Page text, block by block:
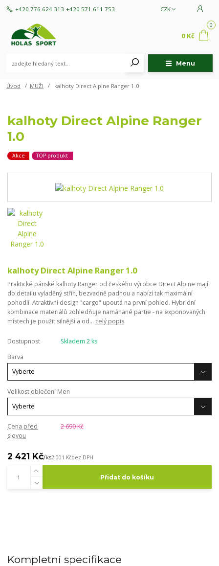
Menu
CZK
+420 776 624 313 +420 571 611 753
0
0 Kč
Úvod MUŽI kalhoty Direct Alpine Ranger 1.0
kalhoty Direct Alpine Ranger
1.0
Akce TOP produkt
kalhoty Direct Alpine Ranger 1.0
Praktické pánské kalhoty Ranger od českého výrobce Direct Alpine mají
do detailu vyladěný střih, bezvadně padnou a nabízí tak maximální
pohodlí. Atraktivní design "cargo" upoutá na první pohled. Hybridní
kombinace materiálů zohledňuje namáhané partie - na exponovaných
místech je použit silnější a od... celý popis
Dostupnost
Skladem 2 ks
Barva
Velikost oblečení Men
Cena před
slevou
2 690 Kč
2 421 Kč/ks2 001 Kčbez DPH
Přidat do košíku
Kompletní specifikace